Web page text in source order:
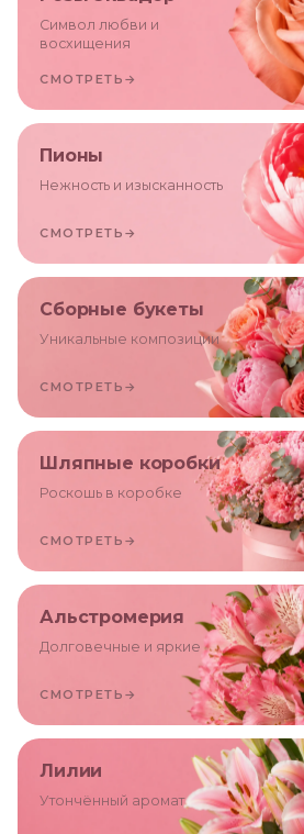
Символ любви и
восхищения
СМОТРЕТЬ →
Пионы
Нежность и изысканность
СМОТРЕТЬ →
Сборные букеты
Уникальные композиции
СМОТРЕТЬ →
Шляпные коробки
Роскошь в коробке
СМОТРЕТЬ →
Альстромерия
Долговечные и яркие
СМОТРЕТЬ →
Лилии
Утончённый аромат